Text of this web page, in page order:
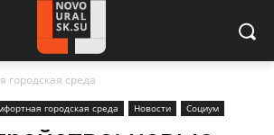
городская среда
городская среда Новости Социум